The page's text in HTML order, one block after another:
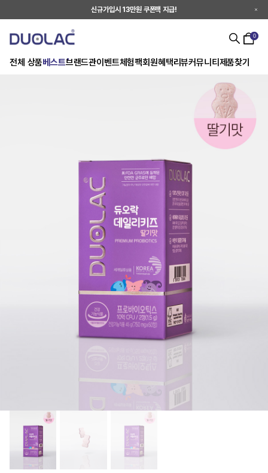
신규가입시 13만원 쿠폰팩 지급!
전체 상품베스트브랜드관이벤트체험팩회원혜택리뷰커뮤니티 제품찾기
0